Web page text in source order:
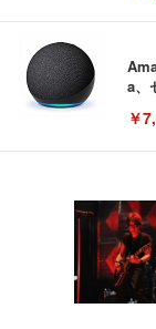
a、
￥
い
キ
ン
(黒
￥
イト
￥
回
￥